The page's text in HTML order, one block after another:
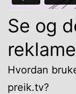
Se og
Hvordan
preik.tv?